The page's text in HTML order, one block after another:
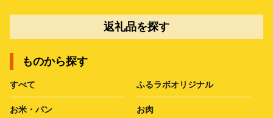
返礼品を探す
ものから探す
すべて ふるラボオリジナル
お米・パン お肉